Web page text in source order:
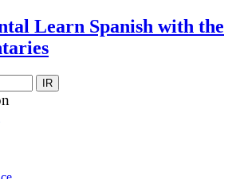
Learn Spanish with the